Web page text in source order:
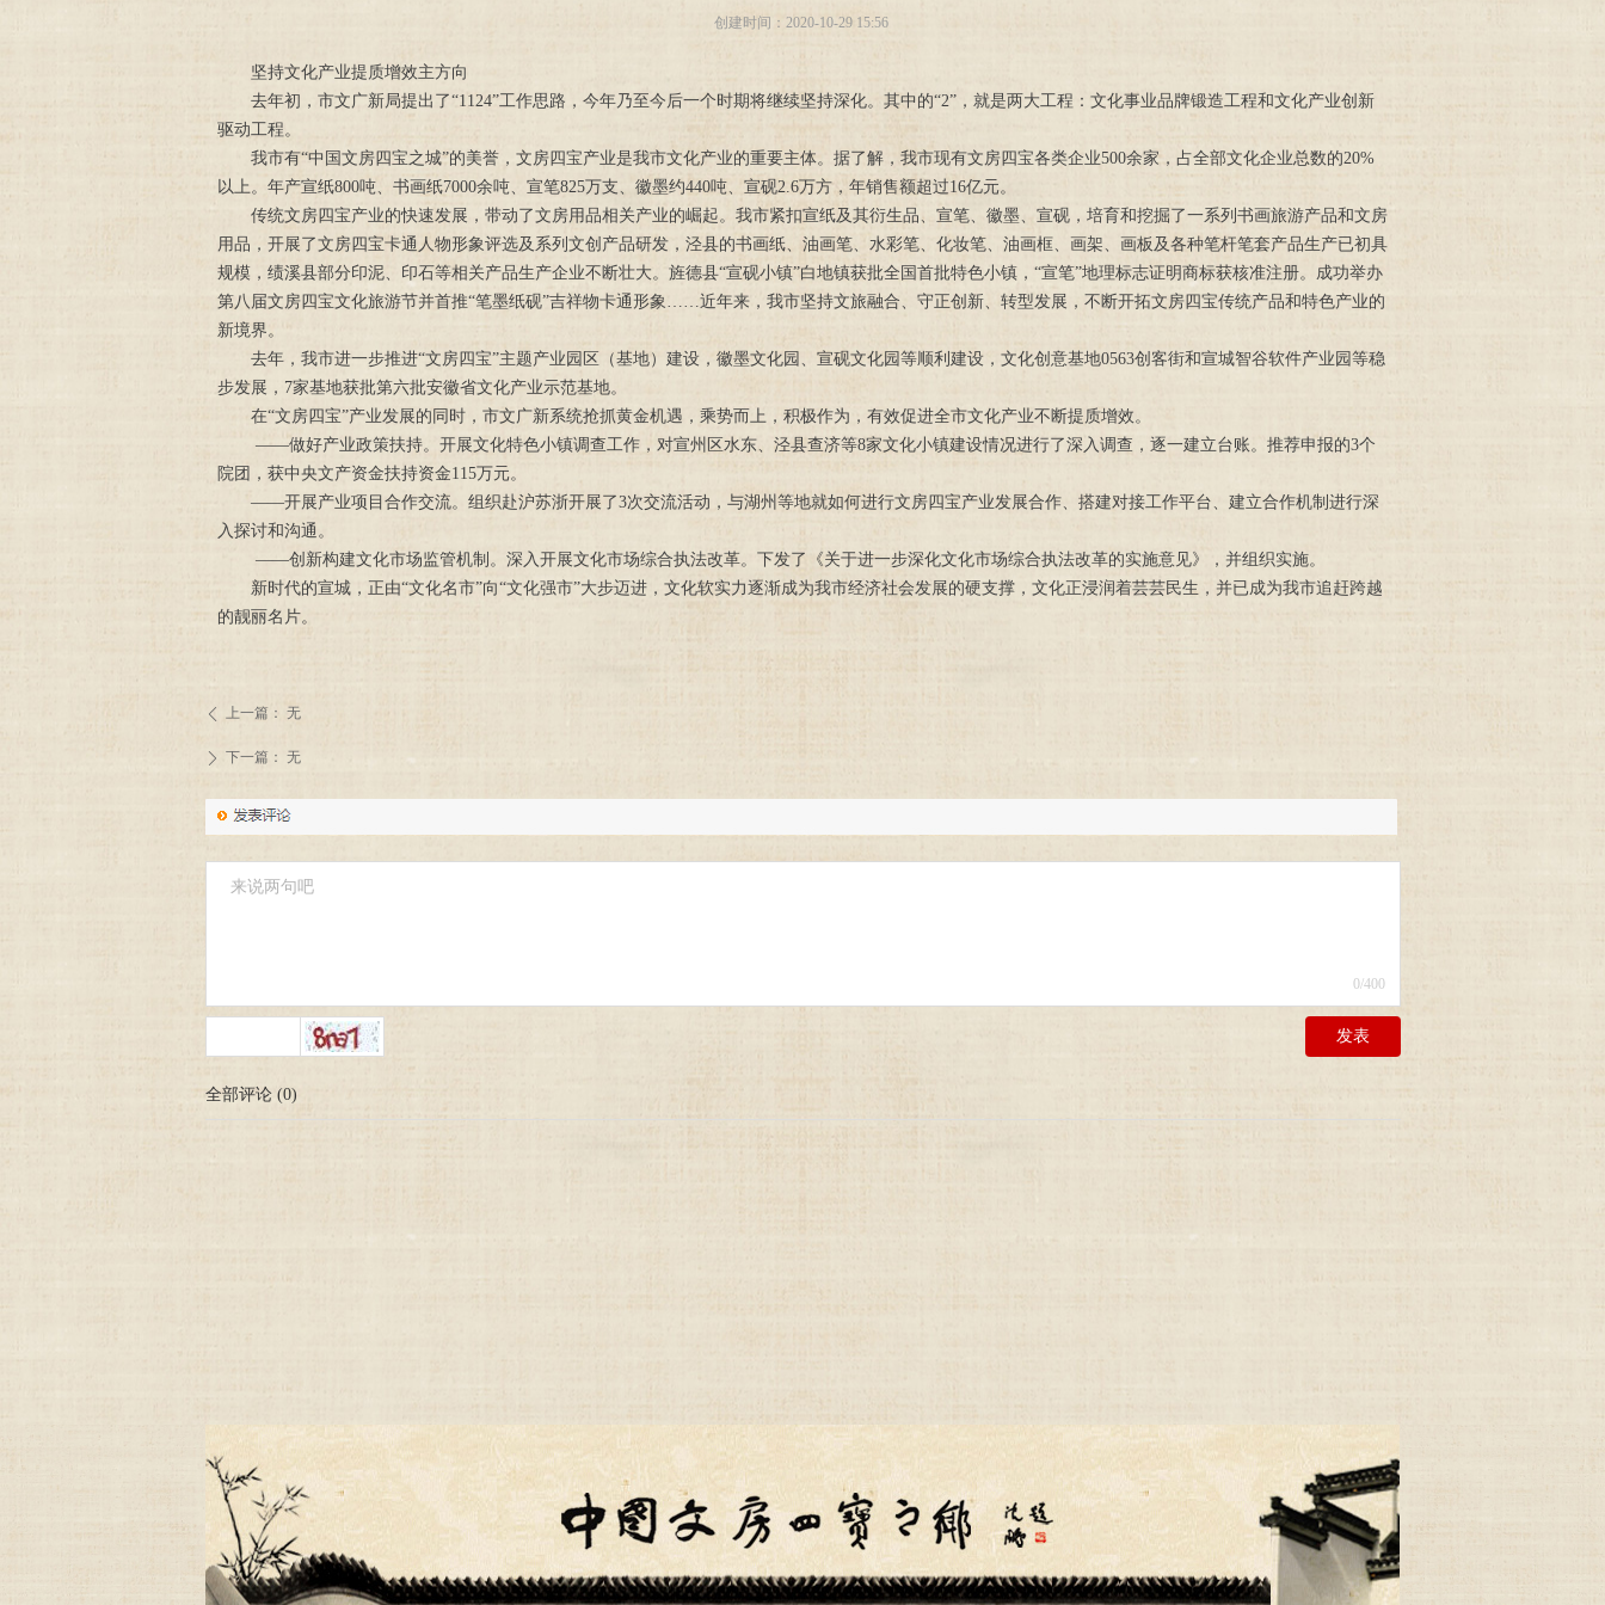
坚持文化产业提质增效主方向
去年初，市文广新局提出了“1124”工作思路，今年乃至今后一个时期将继续坚持深化。其中的“2”，就是两大工程：文化事业品牌锻造工程和文化产业创新
驱动工程。
我市有“中国文房四宝之城”的美誉，文房四宝产业是我市文化产业的重要主体。据了解，我市现有文房四宝各类企业500余家，占全部文化企业总数的20%
以上。年产宣纸800吨、书画纸7000余吨、宣笔825万支、徽墨约440吨、宣砚2.6万方，年销售额超过16亿元。
传统文房四宝产业的快速发展，带动了文房用品相关产业的崛起。我市紧扣宣纸及其衍生品、宣笔、徽墨、宣砚，培育和挖掘了一系列书画旅游产品和文房
用品，开展了文房四宝卡通人物形象评选及系列文创产品研发，泾县的书画纸、油画笔、水彩笔、化妆笔、油画框、画架、画板及各种笔杆笔套产品生产已初具
规模，绩溪县部分印泥、印石等相关产品生产企业不断壮大。旌德县“宣砚小镇”白地镇获批全国首批特色小镇，“宣笔”地理标志证明商标获核准注册。成功举办
第八届文房四宝文化旅游节并首推“笔墨纸砚”吉祥物卡通形象……近年来，我市坚持文旅融合、守正创新、转型发展，不断开拓文房四宝传统产品和特色产业的
新境界。
去年，我市进一步推进“文房四宝”主题产业园区（基地）建设，徽墨文化园、宣砚文化园等顺利建设，文化创意基地0563创客街和宣城智谷软件产业园等稳
步发展，7家基地获批第六批安徽省文化产业示范基地。
在“文房四宝”产业发展的同时，市文广新系统抢抓黄金机遇，乘势而上，积极作为，有效促进全市文化产业不断提质增效。
——做好产业政策扶持。开展文化特色小镇调查工作，对宣州区水东、泾县查济等8家文化小镇建设情况进行了深入调查，逐一建立台账。推荐申报的3个
院团，获中央文产资金扶持资金115万元。
——开展产业项目合作交流。组织赴沪苏浙开展了3次交流活动，与湖州等地就如何进行文房四宝产业发展合作、搭建对接工作平台、建立合作机制进行深
入探讨和沟通。
——创新构建文化市场监管机制。深入开展文化市场综合执法改革。下发了《关于进一步深化文化市场综合执法改革的实施意见》，并组织实施。
新时代的宣城，正由“文化名市”向“文化强市”大步迈进，文化软实力逐渐成为我市经济社会发展的硬支撑，文化正浸润着芸芸民生，并已成为我市追赶跨越
的靓丽名片。
创建时间： 2020-10-29 15:56
ꄴ 上一篇： 无
ꄲ 下一篇： 无
0/400
发表
全部评论 (0)